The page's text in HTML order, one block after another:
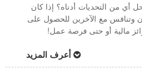
أي من التحديات أدناه؟ إذا كان
وتنافس مع الآخرين للحصول على
مالية أو حتى فرصة عمل!
أعرف المزيد